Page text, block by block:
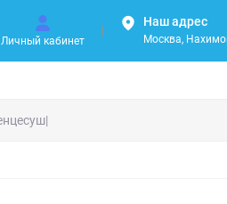
Личный кабинет
Наш адрес
Москва,